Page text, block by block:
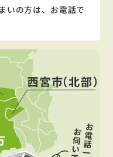
いの方は、お電話で